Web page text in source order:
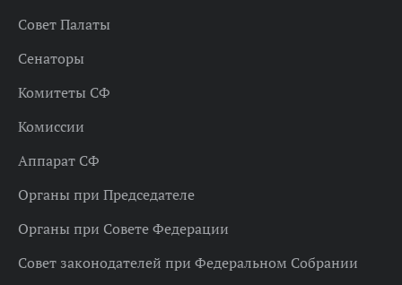
Совет Палаты
Сенаторы
Комитеты СФ
Комиссии
Аппарат СФ
Органы при Председателе
Органы при Совете Федерации
Совет законодателей при Федеральном Собрании